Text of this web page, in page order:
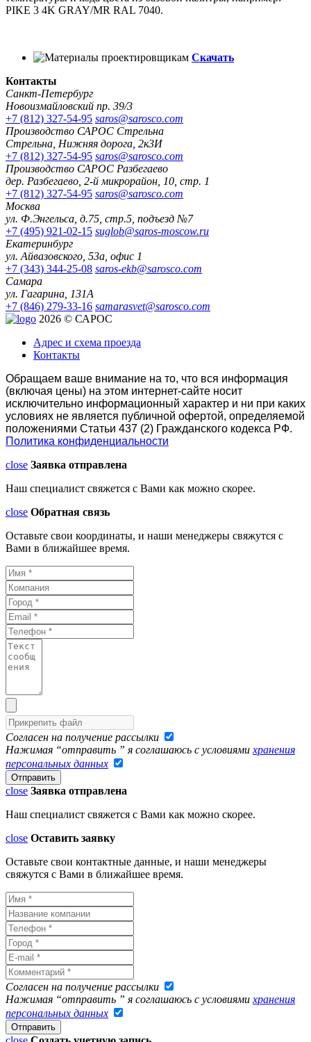
PIKE 3 4K GRAY/MR RAL 7040.
Скачать
Контакты
Санкт-Петербург
Новоизмайловский пр. 39/3
+7 (812) 327-54-95 saros@sarosco.com
Производство САРОС Стрельна
Стрельна, Нижняя дорога, 2к3И
+7 (812) 327-54-95 saros@sarosco.com
Производство САРОС Разбегаево
дер. Разбегаево, 2-й микрорайон, 10, стр. 1
+7 (812) 327-54-95 saros@sarosco.com
Москва
ул. Ф.Энгельса, д.75, стр.5, подъезд №7
+7 (495) 921-02-15 suglob@saros-moscow.ru
Екатеринбург
ул. Айвазовского, 53а, офис 1
+7 (343) 344-25-08 saros-ekb@sarosco.com
Самара
ул. Гагарина, 131А
+7 (846) 279-33-16 samarasvet@sarosco.com
2026 © САРОС
Адрес и схема проезда
Контакты
Обращаем ваше внимание на то, что вся информация
(включая цены) на этом интернет-сайте носит
исключительно информационный характер и ни при каких
условиях не является публичной офертой, определяемой
положениями Статьи 437 (2) Гражданского кодекса РФ.
Политика конфиденциальности
close Заявка отправлена
Наш специалист свяжется с Вами как можно скорее.
close Обратная связь
Оставьте свои координаты, и наши менеджеры свяжутся с
Вами в ближайшее время.
Согласен на получение рассылки
Нажимая “отправить ” я соглашаюсь с условиями хранения
персональных данных
close Заявка отправлена
Наш специалист свяжется с Вами как можно скорее.
close Оставить заявку
Оставьте свои контактные данные, и наши менеджеры
свяжутся с Вами в ближайшее время.
Согласен на получение рассылки
Нажимая “отправить ” я соглашаюсь с условиями хранения
персональных данных